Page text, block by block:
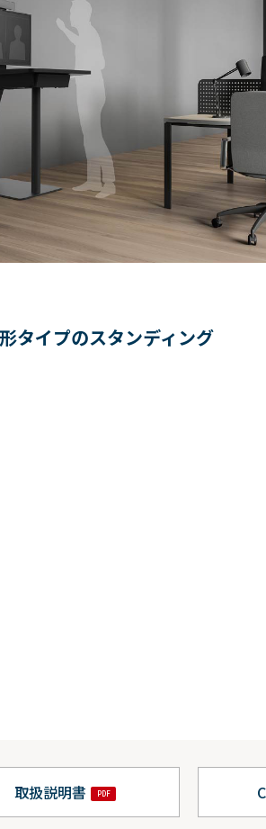
タイプのスタンディング
取扱説明書